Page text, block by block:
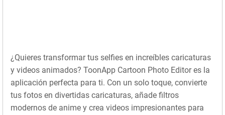
¿Quieres transformar tus selfies en increíbles caricaturas
y videos animados? ToonApp Cartoon Photo Editor es la
aplicación perfecta para ti. Con un solo toque, convierte
tus fotos en divertidas caricaturas, añade filtros
modernos de anime y crea videos impresionantes para